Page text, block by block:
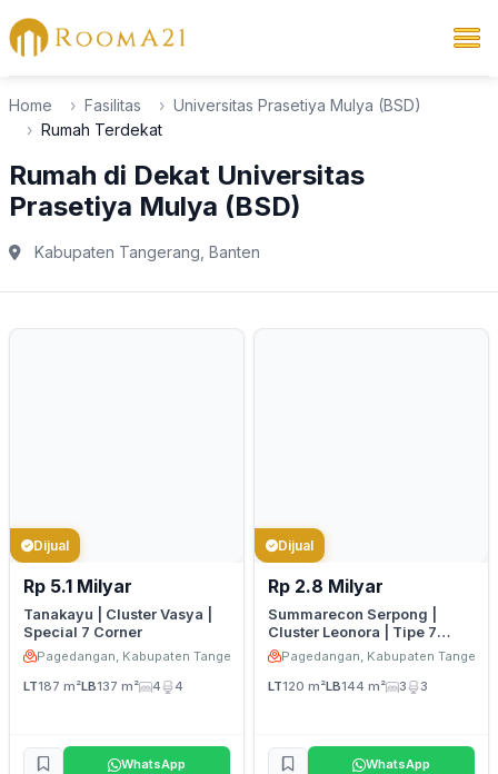
Home Fasilitas
Universitas Prasetiya Mulya (BSD)
Rumah Terdekat
Rumah di Dekat Universitas
Prasetiya Mulya (BSD)
Kabupaten Tangerang, Banten
Dijual
Rp 5.1 Milyar
Tanakayu | Cluster Vasya |
Special 7 Corner
Pagedangan, Kabupaten Tangerang
LT187 m²LB137 m² 4 4
WhatsApp
Dijual
Rp 2.8 Milyar
Summarecon Serpong |
Cluster Leonora | Tipe 7
Premium Hook Attic 1
Pagedangan, Kabupaten
LT120 m²LB144 m² 3 3
WhatsApp